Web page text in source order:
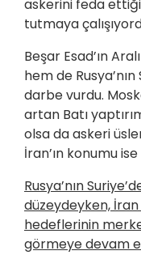
askerini feda
tutmaya
Beşar Esad’ın
hem de
darbe vurdu.
artan Batı
olsa da askeri
İran’ın konumu
Rusya’nın
düzeydeyken,
hedeflerinin
görmeye devam